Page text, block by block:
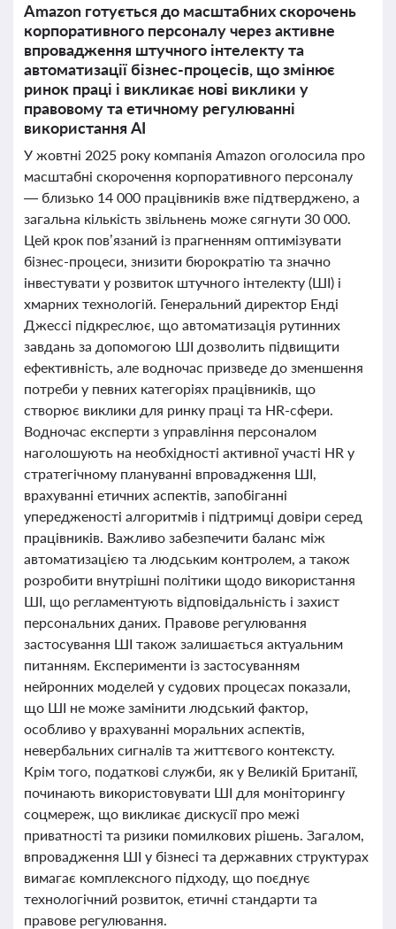
Amazon готується до масштабних скорочень
корпоративного персоналу через активне
впровадження штучного інтелекту та
автоматизації бізнес-процесів, що змінює
ринок праці і викликає нові виклики у
правовому та етичному регулюванні
використання АІ
У жовтні 2025 року компанія Amazon оголосила про
масштабні скорочення корпоративного персоналу
— близько 14 000 працівників вже підтверджено, а
загальна кількість звільнень може сягнути 30 000.
Цей крок пов’язаний із прагненням оптимізувати
бізнес-процеси, знизити бюрократію та значно
інвестувати у розвиток штучного інтелекту (ШІ) і
хмарних технологій. Генеральний директор Енді
Джессі підкреслює, що автоматизація рутинних
завдань за допомогою ШІ дозволить підвищити
ефективність, але водночас призведе до зменшення
потреби у певних категоріях працівників, що
створює виклики для ринку праці та HR-сфери.
Водночас експерти з управління персоналом
наголошують на необхідності активної участі HR у
стратегічному плануванні впровадження ШІ,
врахуванні етичних аспектів, запобіганні
упередженості алгоритмів і підтримці довіри серед
працівників. Важливо забезпечити баланс між
автоматизацією та людським контролем, а також
розробити внутрішні політики щодо використання
ШІ, що регламентують відповідальність і захист
персональних даних. Правове регулювання
застосування ШІ також залишається актуальним
питанням. Експерименти із застосуванням
нейронних моделей у судових процесах показали,
що ШІ не може замінити людський фактор,
особливо у врахуванні моральних аспектів,
невербальних сигналів та життєвого контексту.
Крім того, податкові служби, як у Великій Британії,
починають використовувати ШІ для моніторингу
соцмереж, що викликає дискусії про межі
приватності та ризики помилкових рішень. Загалом,
впровадження ШІ у бізнесі та державних структурах
вимагає комплексного підходу, що поєднує
технологічний розвиток, етичні стандарти та
правове регулювання.